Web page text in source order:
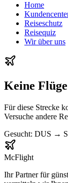
Home
Reiseschutz
Reisequiz
Wir über uns
Keine
Für diese Strecke
Versuche andere
Gesucht: DUS →
McFlight
Ihr Partner für